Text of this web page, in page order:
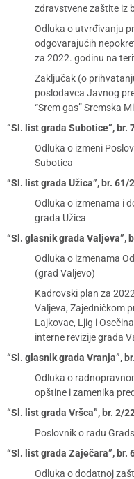
zdravstvene zaštite iz
Odluka o utvrđivanju
odgovarajućih
za 2022. godinu na
Zaključak (o
poslodavca Javnog
“Srem gas” Sremska
“Sl. list grada Subotice”, br.
Odluka o izmeni
Subotica
“Sl. list grada Užica”, br.
Odluka o izmenama i
grada Užica
“Sl. glasnik grada Valjeva”,
Odluka o izmenama
(grad Valjevo)
Kadrovski plan za
Valjeva, Zajedničkom
Lajkovac, Ljig i
interne revizije grada
“Sl. glasnik grada Vranja”,
Odluka o
opštine i zamenika
“Sl. list grada Vršca”, br. 2/
Poslovnik o radu
“Sl. list grada Zaječara”, br.
Odluka o dodatnoj